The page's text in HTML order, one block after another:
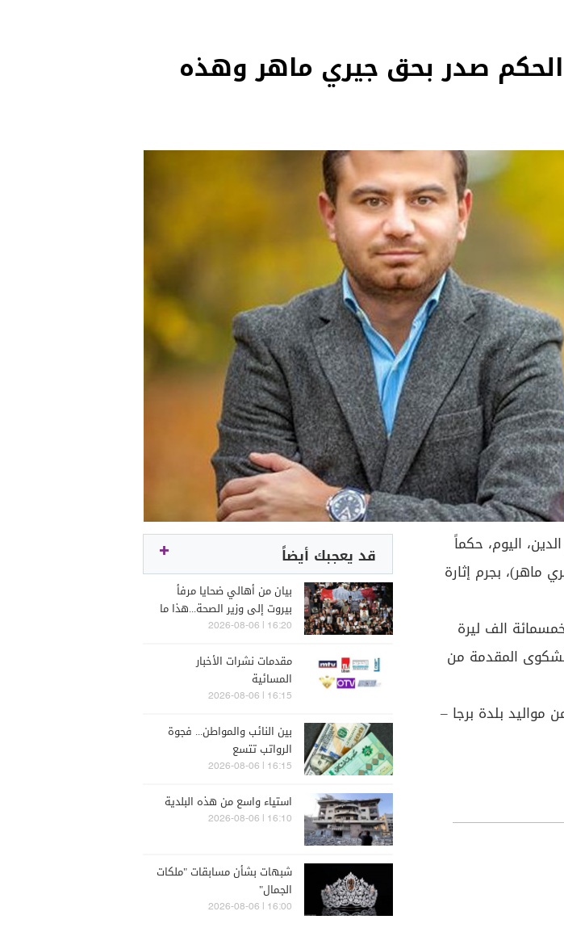
صدر بحق جيري ماهر وهذه
اليوم، حكماً
ماهر)، بجرم إثارة
الف ليرة
المقدمة من
مواليد بلدة برجا –
قد يعجبك أيضاً
بيان من أهالي ضحايا مرفأ
بيروت إلى وزير الصحة...هذا ما
جاء فيه!
16:20 | 2026-08-06
مقدمات نشرات الأخبار
المسائية
16:15 | 2026-08-06
بين النائب والمواطن... فجوة
الرواتب تتسع
16:15 | 2026-08-06
استياء واسع من هذه البلدية
16:10 | 2026-08-06
شبهات بشأن مسابقات "ملكات
الجمال"
16:00 | 2026-08-06